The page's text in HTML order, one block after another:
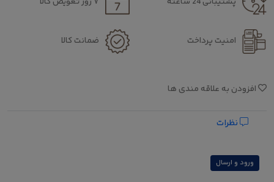
امنیت پرداخت ضمانت کالا
افزودن به علاقه مندی ها
ورود و ارسال